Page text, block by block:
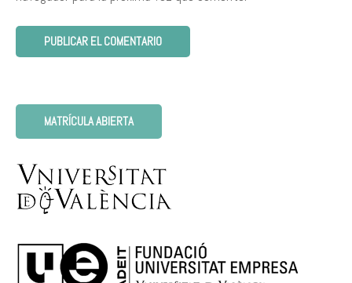
MATRÍCULA ABIERTA